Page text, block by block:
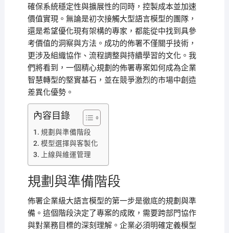
確保系統穩定性與擴展性的同時，控製成本並加速
價值實現。無論是初次接觸大型語言模型的團隊，
還是希望優化現有架構的專家，都能從中找到具參
考價值的洞察與方法。成功的佈署不僅關乎技術，
更涉及組織協作、流程調整與持續學習的文化。我
們將看到，一個精心規劃的佈署專案如何成為企業
智慧轉型的堅實基石，並在競爭激烈的市場中創造
差異化優勢。
內容目錄
規劃與準備階段
模型選擇與客製化
上線與維運管理
規劃與準備階段
佈署企業級大語言模型的第一步是徹底的規劃與準
備。這個階段決定了專案的成敗，需要跨部門協作
與對業務目標的深刻理解。企業必須明確定義模型